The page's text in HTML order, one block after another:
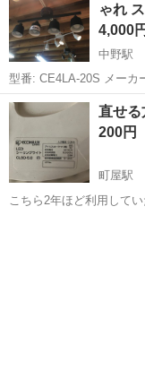
ゃれ
4,000円
中野駅
型番: CE4LA-20S メーカ
用光源の定格消費電力:
東京 荒川区 中野
直せ
200円
町屋駅
こちら2年ほど利用して